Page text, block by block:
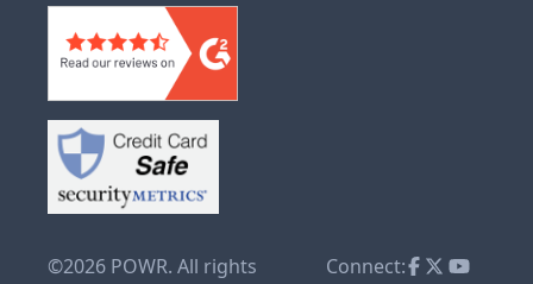
©2026 POWR. All rights
Connect: